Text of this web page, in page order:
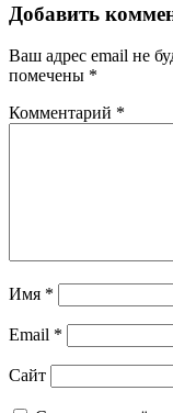
Добавить
Ваш адрес email не
помечены *
Комментарий *
Имя *
Email *
Сайт